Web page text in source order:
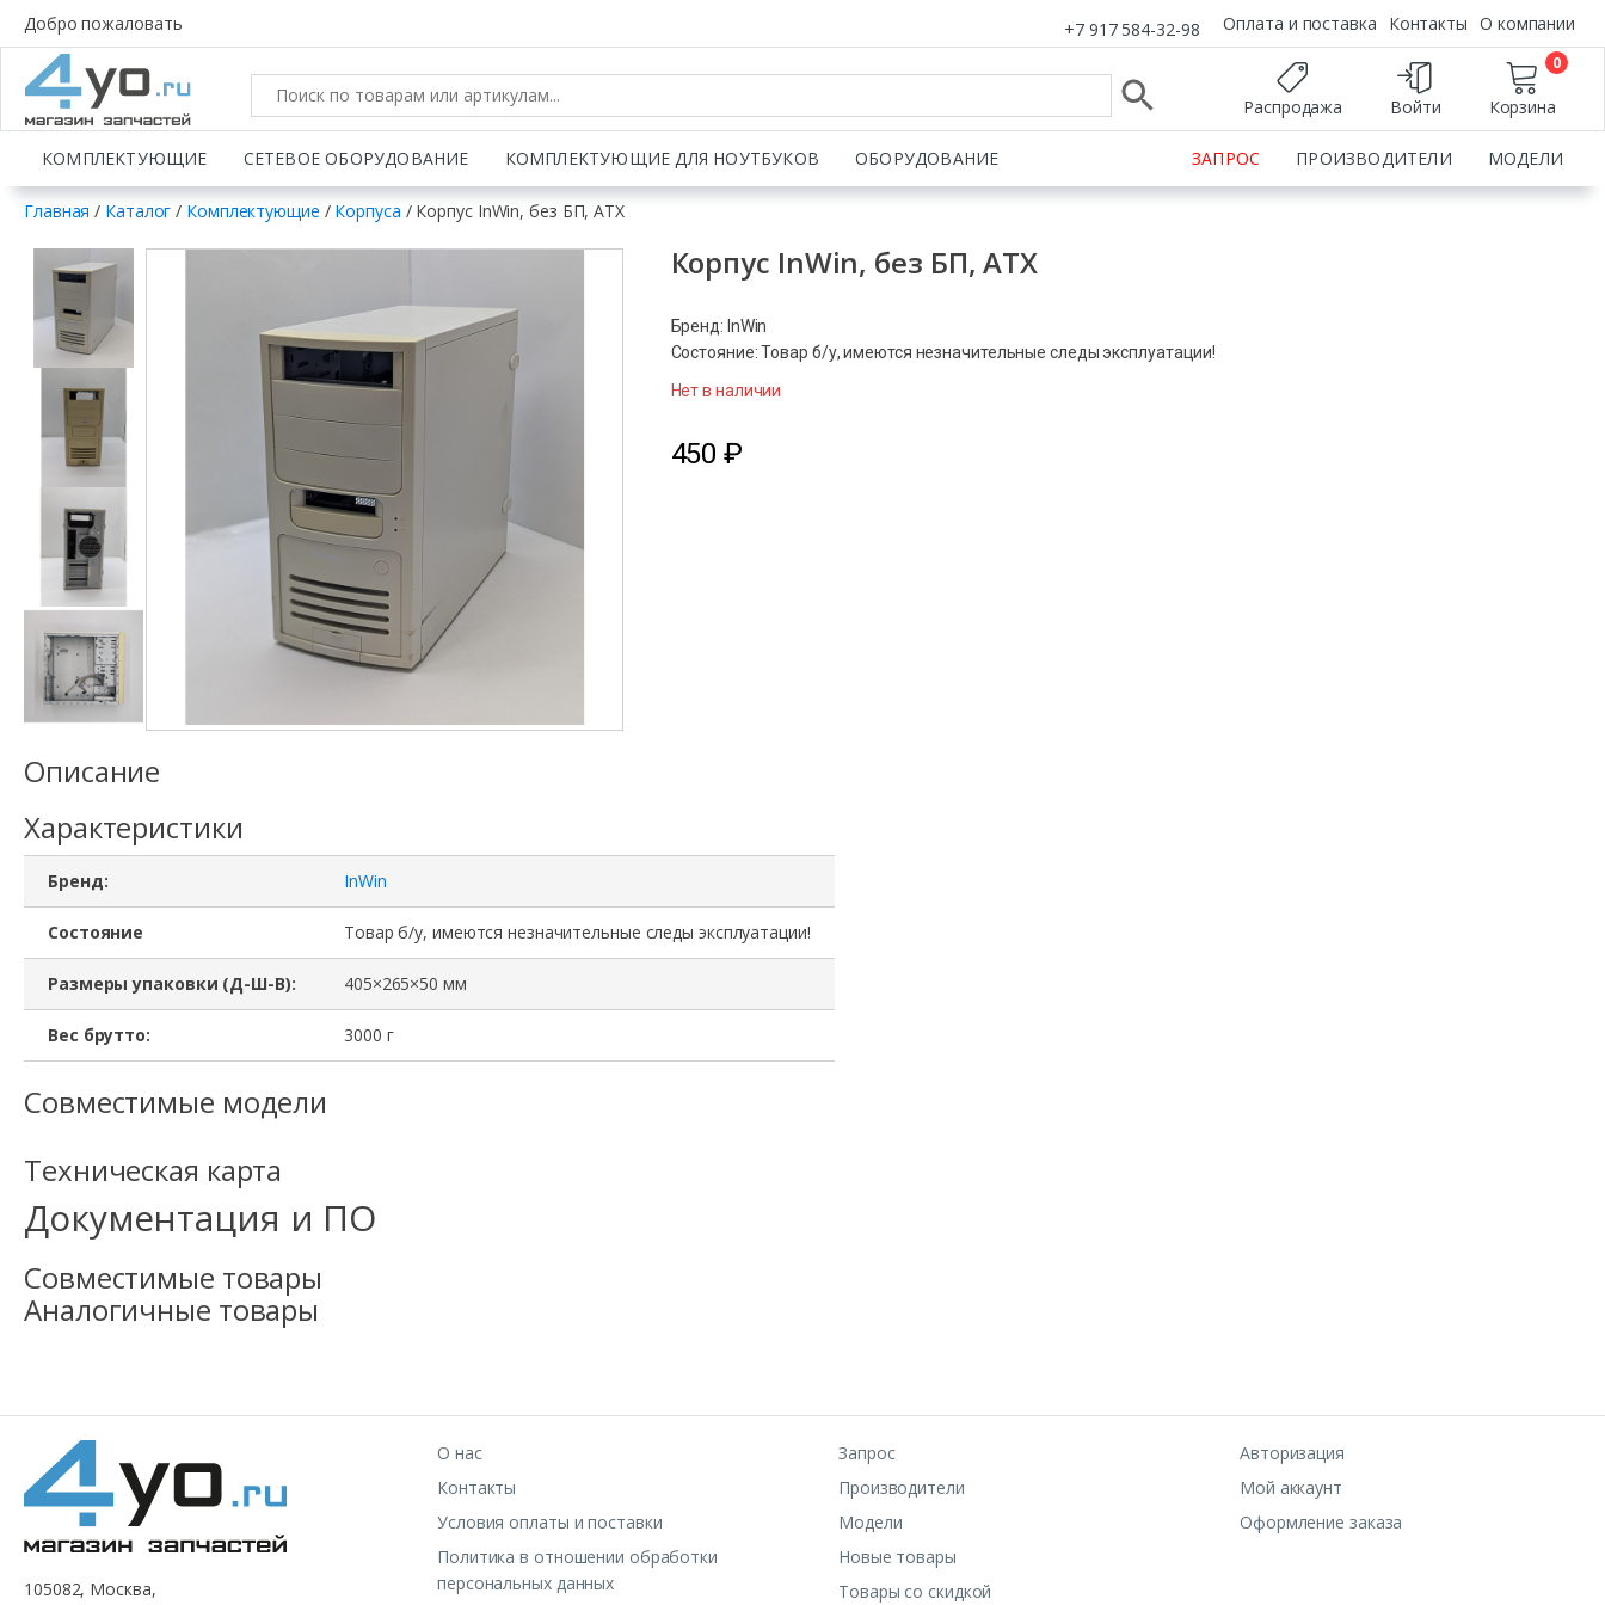
Добро пожаловать +7 917 584-32-98 Оплата и поставка Контакты О компании
Распродажа Войти Корзина
0
КОМПЛЕКТУЮЩИЕ СЕТЕВОЕ ОБОРУДОВАНИЕ КОМПЛЕКТУЮЩИЕ ДЛЯ НОУТБУКОВ ОБОРУДОВАНИЕ ЗАПРОС ПРОИЗВОДИТЕЛИ МОДЕЛИ
Главная / Каталог / Комплектующие / Корпуса / Корпус InWin, без БП, ATX
Корпус InWin, без БП, ATX
Бренд: InWin
Состояние: Товар б/у, имеются незначительные следы эксплуатации!
Нет в наличии
450₽
Описание
Характеристики
Бренд: InWin
Состояние Товар б/у, имеются незначительные следы эксплуатации!
Размеры упаковки (Д-Ш-В): 405×265×50 мм
Вес брутто: 3000 г
Совместимые модели
Техническая карта
Документация и ПО
Совместимые товары
Аналогичные товары
105082, Москва,
О нас
Контакты
Условия оплаты и поставки
Политика в отношении обработки
персональных данных
Запрос
Производители
Модели
Новые товары
Товары со скидкой
Авторизация
Мой аккаунт
Оформление заказа